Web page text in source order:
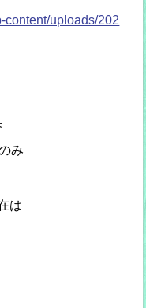
content/uploads/202
み
は